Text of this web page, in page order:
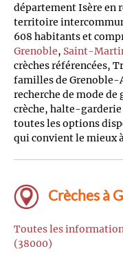
département Isère en
territoire
608 habitants et
Grenoble, Saint-
crèches référencées,
familles de
recherche de mode
crèche, halte-
toutes les options
qui convient le mieux
Crèches à
Toutes les
(38000)